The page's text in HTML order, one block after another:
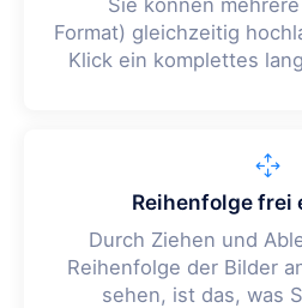
Format) gleichzeitig
Klick ein komplettes
Reihenfolge frei
Durch Ziehen und
Reihenfolge der Bilder
sehen, ist das, was